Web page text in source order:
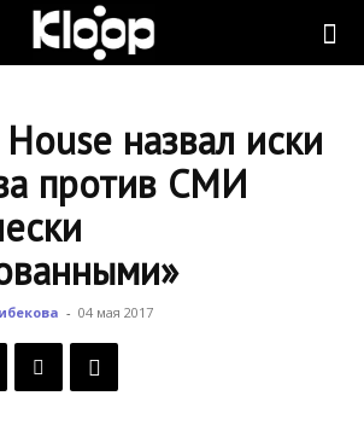
назвал иски
против СМИ
- 04 мая 2017